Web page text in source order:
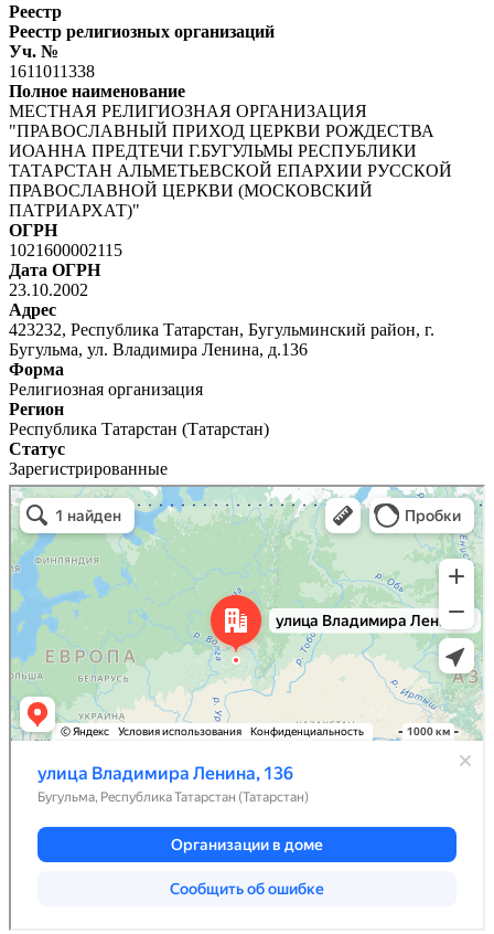
Реестр
Реестр религиозных организаций
Уч. №
1611011338
Полное наименование
МЕСТНАЯ РЕЛИГИОЗНАЯ ОРГАНИЗАЦИЯ
"ПРАВОСЛАВНЫЙ ПРИХОД ЦЕРКВИ РОЖДЕСТВА
ИОАННА ПРЕДТЕЧИ Г.БУГУЛЬМЫ РЕСПУБЛИКИ
ТАТАРСТАН АЛЬМЕТЬЕВСКОЙ ЕПАРХИИ РУССКОЙ
ПРАВОСЛАВНОЙ ЦЕРКВИ (МОСКОВСКИЙ
ПАТРИАРХАТ)"
ОГРН
1021600002115
Дата ОГРН
23.10.2002
Адрес
423232, Республика Татарстан, Бугульминский район, г.
Бугульма, ул. Владимира Ленина, д.136
Форма
Религиозная организация
Регион
Республика Татарстан (Татарстан)
Статус
Зарегистрированные